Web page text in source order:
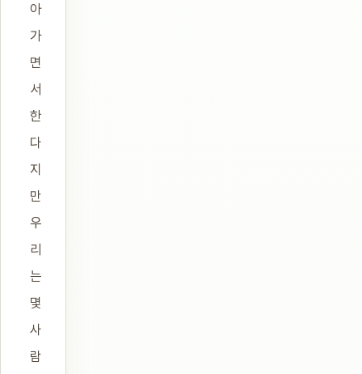
아
가
면
서
한
다
지
만
우
리
는
몇
사
람